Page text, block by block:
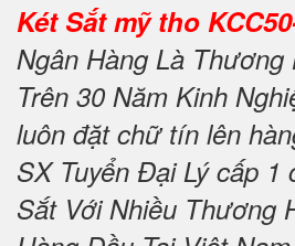
Két Sắt mỹ tho
Ngân Hàng Là
Trên 30 Năm Kinh
luôn đặt chữ tín lên
SX Tuyển Đại Lý cấp 1
Sắt Với Nhiều Thương